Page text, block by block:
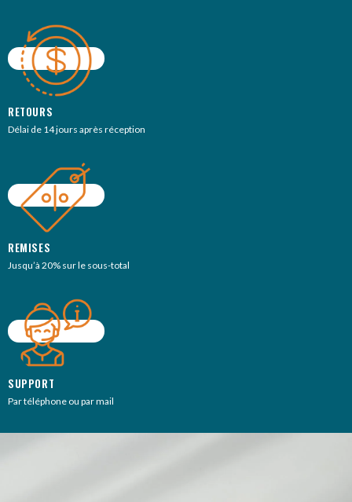
RETOURS
Délai de 14 jours après réception
REMISES
Jusqu’à 20% sur le sous-total
SUPPORT
Par téléphone ou par mail